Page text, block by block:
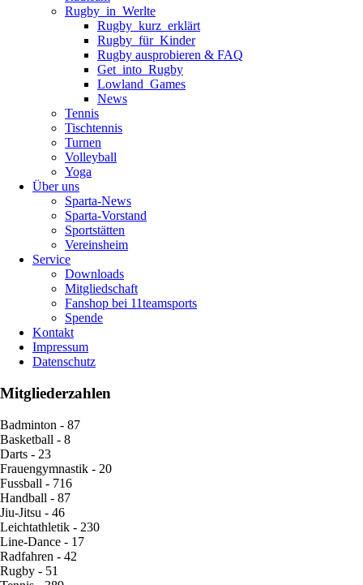
Rugby_in_Werlte
Rugby_kurz_erklärt
Rugby_für_Kinder
Rugby ausprobieren & FAQ
Get_into_Rugby
Lowland_Games
News
Tennis
Tischtennis
Turnen
Volleyball
Yoga
Über uns
Sparta-News
Sparta-Vorstand
Sportstätten
Vereinsheim
Service
Downloads
Mitgliedschaft
Fanshop bei 11teamsports
Spende
Kontakt
Impressum
Datenschutz
Mitgliederzahlen
Badminton - 87
Basketball - 8
Darts - 23
Frauengymnastik - 20
Fussball - 716
Handball - 87
Jiu-Jitsu - 46
Leichtathletik - 230
Line-Dance - 17
Radfahren - 42
Rugby - 51